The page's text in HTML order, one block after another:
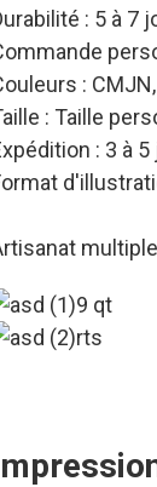
: 5 à 7
:
: Taille
: 3 à
multiple